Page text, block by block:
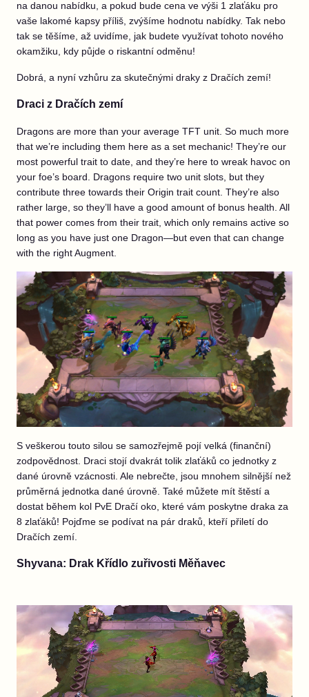
na danou nabídku, a pokud bude cena ve výši 1 zlaťáku pro
vaše lakomé kapsy příliš, zvýšíme hodnotu nabídky. Tak nebo
tak se těšíme, až uvidíme, jak budete využívat tohoto nového
okamžiku, kdy půjde o riskantní odměnu!
Dobrá, a nyní vzhůru za skutečnými draky z Dračích zemí!
Draci z Dračích zemí
Dragons are more than your average TFT unit. So much more
that we’re including them here as a set mechanic! They’re our
most powerful trait to date, and they’re here to wreak havoc on
your foe’s board. Dragons require two unit slots, but they
contribute three towards their Origin trait count. They’re also
rather large, so they’ll have a good amount of bonus health. All
that power comes from their trait, which only remains active so
long as you have just one Dragon—but even that can change
with the right Augment.
S veškerou touto silou se samozřejmě pojí velká (finanční)
zodpovědnost. Draci stojí dvakrát tolik zlaťáků co jednotky z
dané úrovně vzácnosti. Ale nebrečte, jsou mnohem silnější než
průměrná jednotka dané úrovně. Také můžete mít štěstí a
dostat během kol PvE Dračí oko, které vám poskytne draka za
8 zlaťáků! Pojďme se podívat na pár draků, kteří přiletí do
Dračích zemí.
Shyvana: Drak Křídlo zuřivosti Měňavec